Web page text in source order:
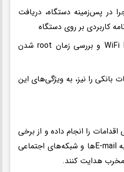
در پس‌زمینه دستگاه،‌ دریافت
کاربردی بر روی دستگاه
جزئیات اطلاعات: دریافت شماره IMEI دستگاه، دریافت WiFi Mac Address و بررسی زمان root شدن
بانکی را نیز، به ویژگی‌های این
را انجام داده و از برخی
امور خودداری کنید به عنوان مثال از لینک‌ها و پیام‌های متنی ارسال‌شده به E-mailها و شبکه‌های اجتماعی